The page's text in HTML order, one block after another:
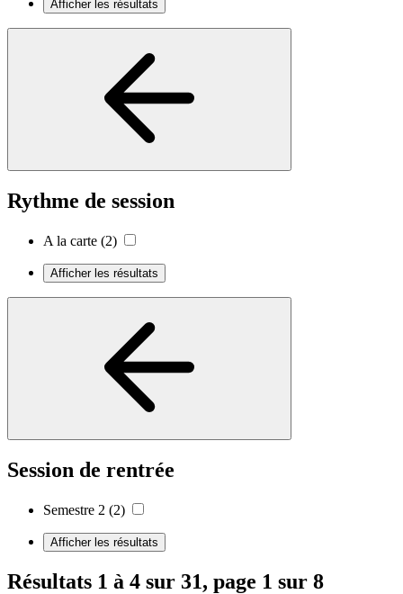
Afficher les résultats
Rythme de session
A la carte (2)
Afficher les résultats
Session de rentrée
Semestre 2 (2)
Afficher les résultats
Résultats 1 à 4 sur 31, page 1 sur 8